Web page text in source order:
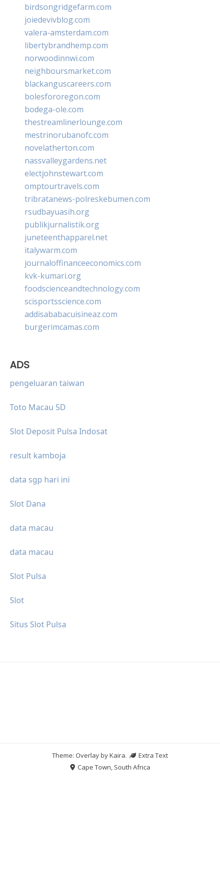
birdsongridgefarm.com
joiedevivblog.com
valera-amsterdam.com
libertybrandhemp.com
norwoodinnwi.com
neighboursmarket.com
blackanguscareers.com
bolesfororegon.com
bodega-ole.com
thestreamlinerlounge.com
mestrinorubanofc.com
novelatherton.com
nassvalleygardens.net
electjohnstewart.com
omptourtravels.com
tribratanews-polreskebumen.com
rsudbayuasih.org
publikjurnalistik.org
juneteenthapparel.net
italywarm.com
journaloffinanceeconomics.com
kvk-kumari.org
foodscienceandtechnology.com
scisportsscience.com
addisababacuisineaz.com
burgerimcamas.com
ADS
pengeluaran taiwan
Toto Macau 5D
Slot Deposit Pulsa Indosat
result kamboja
data sgp hari ini
Slot Dana
data macau
data macau
Slot Pulsa
Slot
Situs Slot Pulsa
Theme: Overlay byKaira.
Extra Text
Cape Town, South Africa